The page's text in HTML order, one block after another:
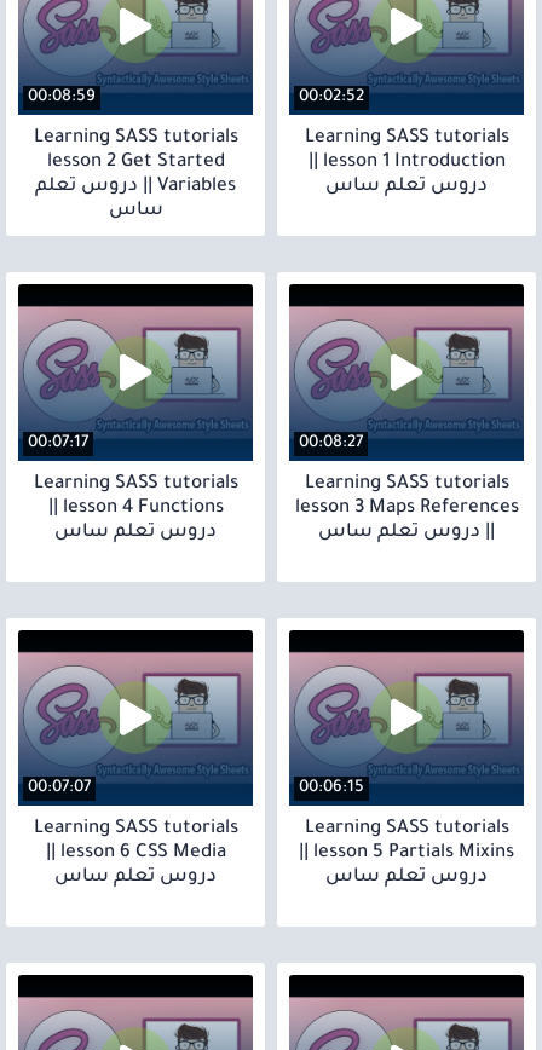
00:02:52
Learning SASS tutorials
دروس تعلم ساس
00:08:59
Learning SASS tutorials
lesson 2 Get Started
Variables || دروس تعلم
ساس
00:08:27
Learning SASS tutorials
lesson 3 Maps References
|| دروس تعلم ساس
00:07:17
Learning SASS tutorials
دروس تعلم ساس
00:06:15
Learning SASS tutorials
دروس تعلم ساس
00:07:07
Learning SASS tutorials
دروس تعلم ساس